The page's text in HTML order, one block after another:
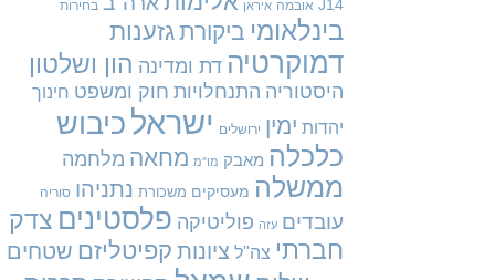
J14 אובמה איראן בחירות
בינלאומיביקורתגזענות
דמוקרטיה דת ומדינההון ושלטון
היסטוריה התנחלויות חוק ומשפט חינוך
יהדות ימין ירושלים ישראלכיבוש
כלכלה מאבק מו"מ מחאהמלחמה
ממשלה מעסיקים משכורת נתניהו סוריה
עובדים עזה פוליטיקה פלסטיניםצדק
חברתי צה"ל ציונותקפיטליזםשטחים